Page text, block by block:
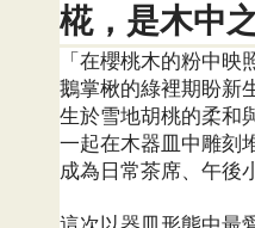
椛，是木中
「在櫻桃木的粉中映
鵝掌楸的綠裡期盼新
生於雪地胡桃的柔和
一起在木器皿中雕刻
成為日常茶席、午後